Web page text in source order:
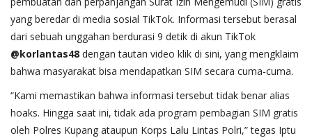
yang beredar di media sosial TikTok. Informasi tersebut berasal
dari sebuah unggahan berdurasi 9 detik di akun TikTok
@korlantas48 dengan tautan video klik di sini, yang mengklaim
bahwa masyarakat bisa mendapatkan SIM secara cuma-cuma.
“Kami memastikan bahwa informasi tersebut tidak benar alias
hoaks. Hingga saat ini, tidak ada program pembagian SIM gratis
oleh Polres Kupang ataupun Korps Lalu Lintas Polri,” tegas Iptu